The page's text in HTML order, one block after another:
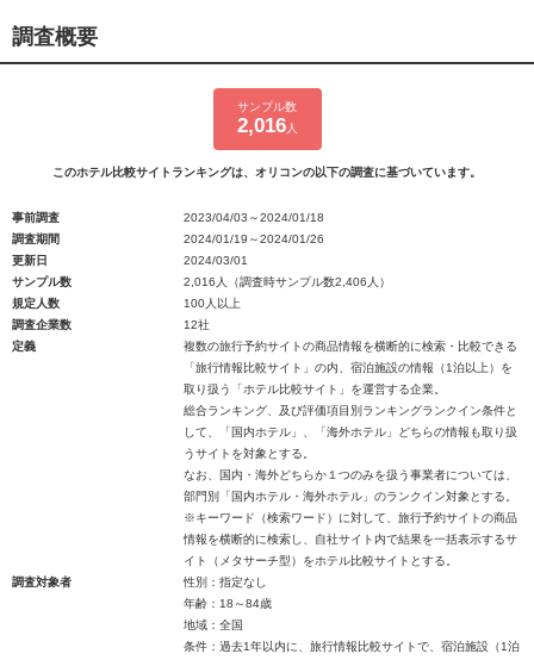
調査概要
サンプル数
2,016人
このホテル比較サイトランキングは、オリコンの以下の調査に基づいています。
事前調査
2023/04/03～2024/01/18
調査期間
2024/01/19～2024/01/26
更新日
2024/03/01
サンプル数
2,016人（調査時サンプル数2,406人）
規定人数
100人以上
調査企業数
12社
定義
複数の旅行予約サイトの商品情報を横断的に検索・比較できる
「旅行情報比較サイト」の内、宿泊施設の情報（1泊以上）を
取り扱う「ホテル比較サイト」を運営する企業。
総合ランキング、及び評価項目別ランキングランクイン条件と
して、「国内ホテル」、「海外ホテル」どちらの情報も取り扱
うサイトを対象とする。
なお、国内・海外どちらか１つのみを扱う事業者については、
部門別「国内ホテル・海外ホテル」のランクイン対象とする。
※キーワード（検索ワード）に対して、旅行予約サイトの商品
情報を横断的に検索し、自社サイト内で結果を一括表示するサ
イト（メタサーチ型）をホテル比較サイトとする。
調査対象者
性別：指定なし
年齢：18～84歳
地域：全国
条件：過去1年以内に、旅行情報比較サイトで、宿泊施設（1泊